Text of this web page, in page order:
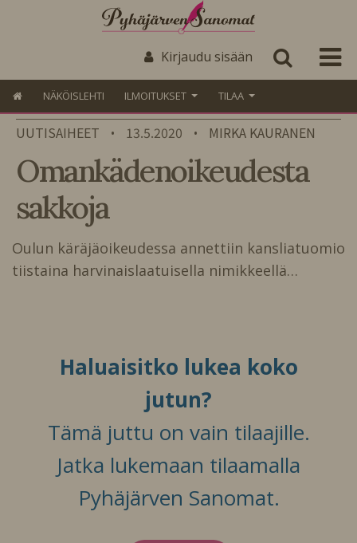
Kirjaudu sisään
NÄKÖISLEHTI ILMOITUKSET TILAA
UUTISAIHEET • 13.5.2020 • MIRKA KAURANEN
Omankädenoikeudesta
sakkoja
Oulun käräjäoikeudessa annettiin kansliatuomio
tiistaina harvinaislaatuisella nimikkeellä…
Haluaisitko lukea koko
jutun?
Tämä juttu on vain tilaajille.
Jatka lukemaan tilaamalla
Pyhäjärven Sanomat.